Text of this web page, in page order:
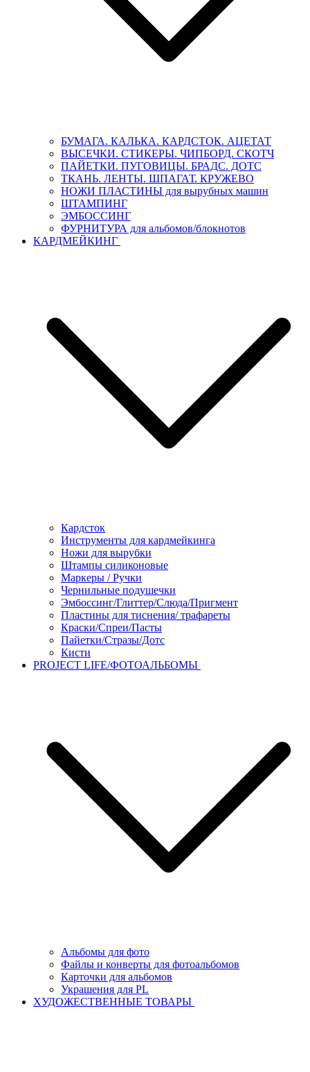
БУМАГА. КАЛЬКА. КАРДСТОК. АЦЕТАТ
ВЫСЕЧКИ. СТИКЕРЫ. ЧИПБОРД. СКОТЧ
ПАЙЕТКИ. ПУГОВИЦЫ. БРАДС. ДОТС
ТКАНЬ. ЛЕНТЫ. ШПАГАТ. КРУЖЕВО
НОЖИ ПЛАСТИНЫ для вырубных машин
ШТАМПИНГ
ЭМБОССИНГ
ФУРНИТУРА для альбомов/блокнотов
КАРДМЕЙКИНГ
Кардсток
Инструменты для кардмейкинга
Ножи для вырубки
Штампы силиконовые
Маркеры / Ручки
Чернильные подушечки
Эмбоссинг/Глиттер/Слюда/Пригмент
Пластины для тиснения/ трафареты
Краски/Спреи/Пасты
Пайетки/Стразы/Дотс
Кисти
PROJECT LIFE/ФОТОАЛЬБОМЫ
Альбомы для фото
Файлы и конверты для фотоальбомов
Карточки для альбомов
Украшения для PL
ХУДОЖЕСТВЕННЫЕ ТОВАРЫ